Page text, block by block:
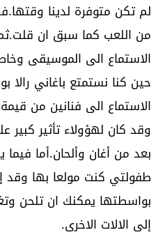
لم تكن متوفرة لدينا
من اللعب كما سبق ان
الاستماع الى الموسيقى
حين كنا نستمتع باغاني رالا
الاستماع الى فنانين من قيمة
وقد كان لهؤولاء تأثير كبير
بعد من أغان وألحان.أما فيما
طفولتي كنت مولعا بها وقد
بواسطتها يمكنك ان تلحن
إلى الالات الاخرى.